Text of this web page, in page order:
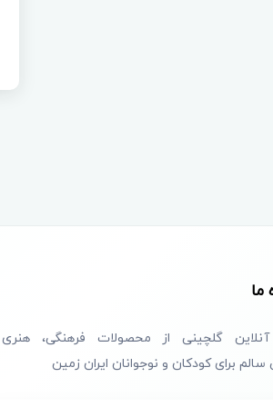
ما
گلچینی از محصولات فرهنگی،
برای کودکان و نوجوانان ایران زمین